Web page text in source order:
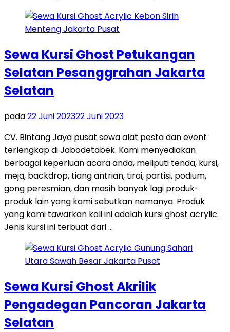
Sewa Kursi Ghost Petukangan
Selatan Pesanggrahan Jakarta
Selatan
pada22 Juni 202322 Juni 2023
CV. Bintang Jaya pusat sewa alat pesta dan event
terlengkap di Jabodetabek. Kami menyediakan
berbagai keperluan acara anda, meliputi tenda, kursi,
meja, backdrop, tiang antrian, tirai, partisi, podium,
gong peresmian, dan masih banyak lagi produk-
produk lain yang kami sebutkan namanya. Produk
yang kami tawarkan kali ini adalah kursi ghost acrylic.
Jenis kursi ini terbuat dari …
Sewa Kursi Ghost Akrilik
Pengadegan Pancoran Jakarta
Selatan